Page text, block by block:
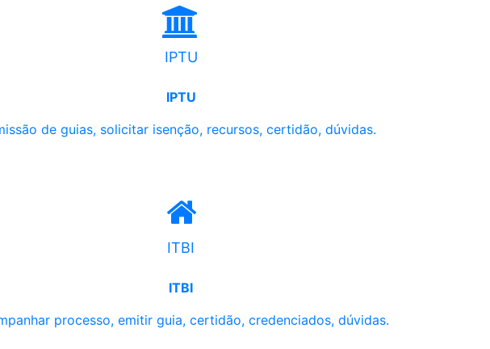
IPTU
IPTU
de guias, solicitar isenção, recursos, certidão, dúvidas.
ITBI
ITBI
processo, emitir guia, certidão, credenciados, dúvidas.